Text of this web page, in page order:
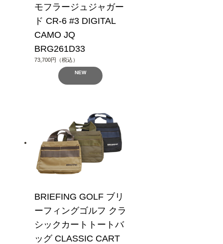
モフラージュジャガー
ド CR-6 #3 DIGITAL
CAMO JQ
BRG261D33
73,700円（税込）
NEW
BRIEFING GOLF ブリ
ーフィングゴルフ クラ
シックカートトートバ
ッグ CLASSIC CART